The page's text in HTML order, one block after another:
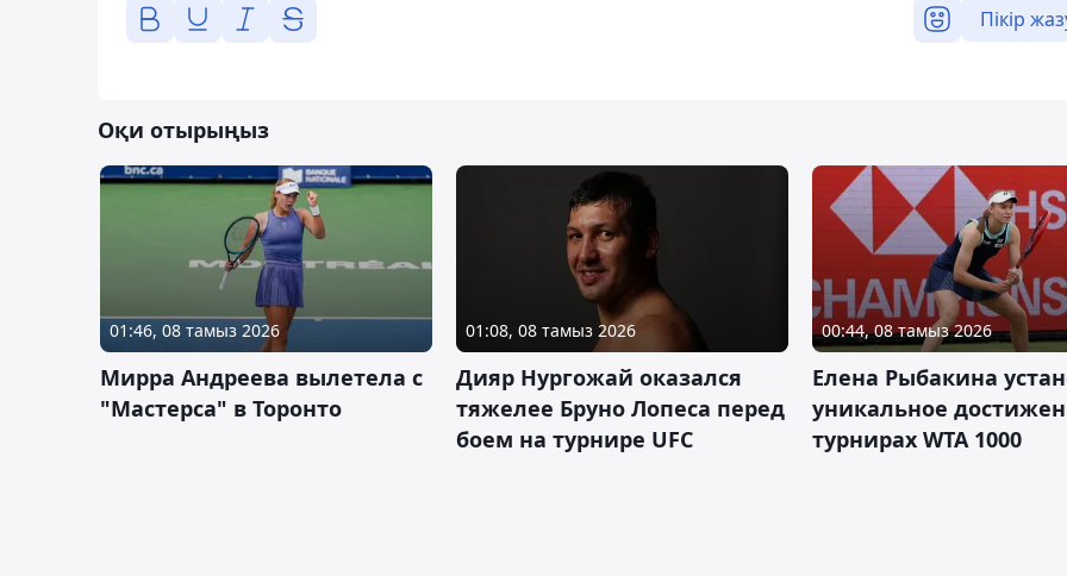
Пікір
Оқи отырыңыз
01:46, 08 тамыз 2026
Мирра Андреева вылетела с
"Мастерса" в Торонто
01:08, 08 тамыз 2026
Дияр Нургожай оказался
тяжелее Бруно Лопеса перед
боем на турнире UFC
00:44, 08 тамыз 2026
Елена Рыбакина
уникальное
турнирах WTA 1000